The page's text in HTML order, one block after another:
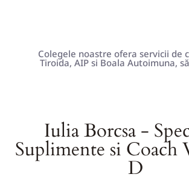
Colegele noastre ofera servicii de
Tiroida, AIP si Boala Autoimuna,
Iulia Borcsa -
Suplimente si Coach
D